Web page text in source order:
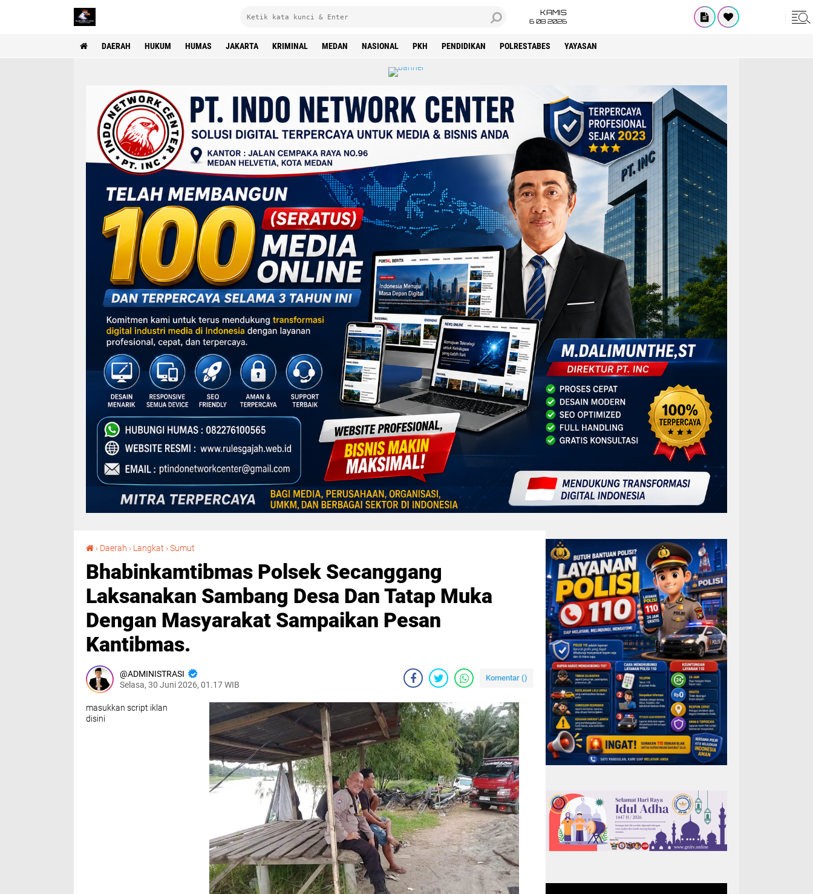
KAMIS
6 08 2026
DAERAH HUKUM HUMAS JAKARTA KRIMINAL MEDAN NASIONAL PKH PENDIDIKAN POLRESTABES YAYASAN
› Daerah › Langkat ›Sumut
Bhabinkamtibmas Polsek Secanggang
Laksanakan Sambang Desa Dan Tatap Muka
Dengan Masyarakat Sampaikan Pesan
Kantibmas.
ADMINISTRASI
Selasa, 30 Juni 2026, 01.17 WIB
Komentar ()
masukkan script iklan
disini